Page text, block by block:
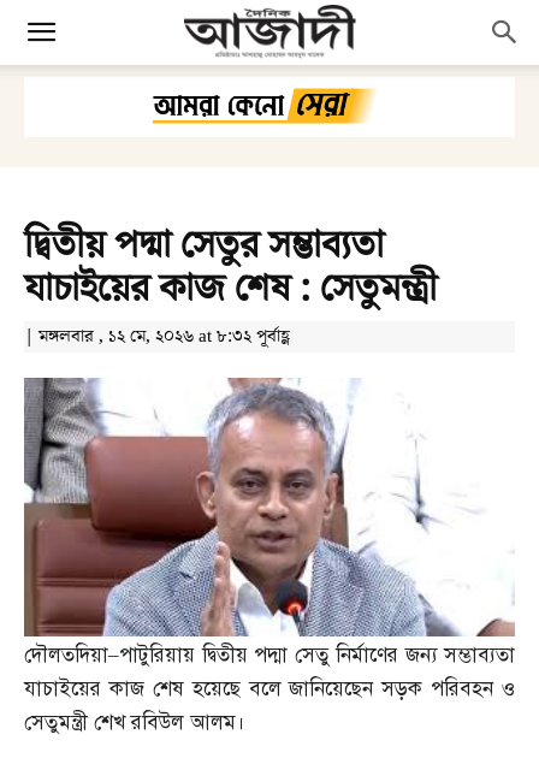
দ্বিতীয় পদ্মা সেতুর সম্ভাব্যতা
যাচাইয়ের কাজ শেষ : সেতুমন্ত্রী
| মঙ্গলবার , ১২ মে, ২০২৬ at ৮:৩২ পূর্বাহ্ণ
দৌলতদিয়া–পাটুরিয়ায় দ্বিতীয় পদ্মা সেতু নির্মাণের জন্য সম্ভাব্যতা
যাচাইয়ের কাজ শেষ হয়েছে বলে জানিয়েছেন সড়ক পরিবহন ও
সেতুমন্ত্রী শেখ রবিউল আলম।